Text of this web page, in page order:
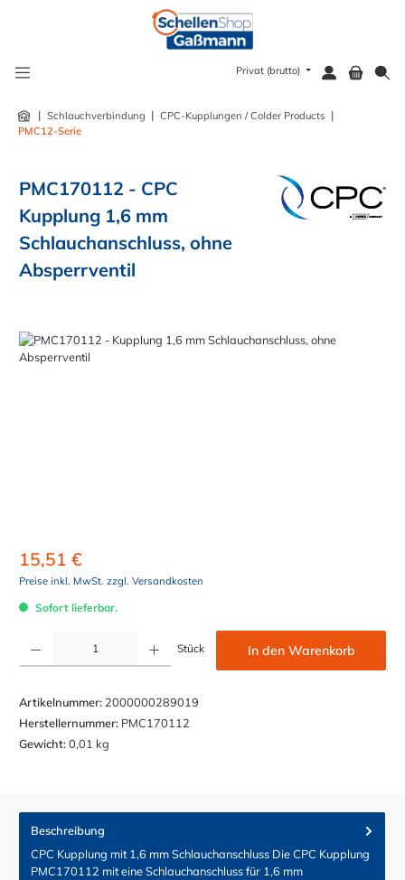
Privat (brutto)
| Schlauchverbindung | CPC-Kupplungen / Colder Products |
PMC12-Serie
PMC170112 - CPC
Kupplung 1,6 mm
Schlauchanschluss, ohne
Absperrventil
Bildergalerie überspringen
15,51 €
Preise inkl. MwSt. zzgl. Versandkosten
Sofort lieferbar.
Stück In den Warenkorb
Artikelnummer: 2000000289019
Herstellernummer: PMC170112
Gewicht:0,01 kg
Beschreibung
CPC Kupplung mit 1,6 mm Schlauchanschluss Die CPC Kupplung
PMC170112 mit eine Schlauchanschluss für 1,6 mm